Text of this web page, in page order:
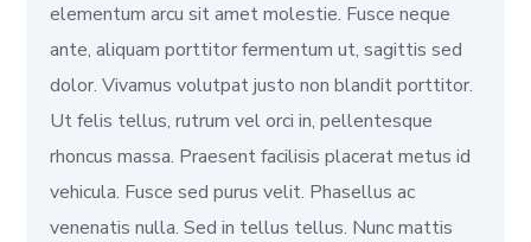
elementum arcu sit amet molestie. Fusce neque
ante, aliquam porttitor fermentum ut, sagittis sed
dolor. Vivamus volutpat justo non blandit porttitor.
Ut felis tellus, rutrum vel orci in, pellentesque
rhoncus massa. Praesent facilisis placerat metus id
vehicula. Fusce sed purus velit. Phasellus ac
venenatis nulla. Sed in tellus tellus. Nunc mattis